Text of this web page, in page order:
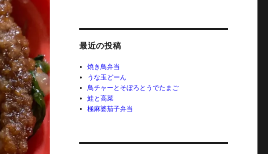
最近の投稿
焼き鳥弁当
うな玉どーん
鳥チャーとそぼろとうでたまご
鮭と高菜
極麻婆茄子弁当